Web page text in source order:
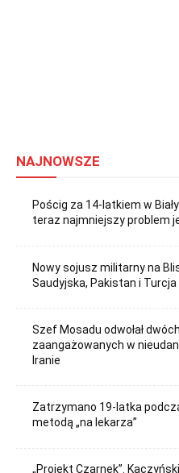
NAJNOWSZE
Pościg za 14-latkiem w
teraz najmniejszy problem
Nowy sojusz militarny na
Saudyjska, Pakistan i Turcja
Szef Mosadu odwołał
zaangażowanych w
Iranie
Zatrzymano 19-latka
metodą „na lekarza”
„Projekt Czarnek”.